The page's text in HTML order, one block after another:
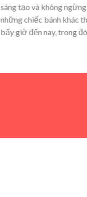
sáng tạo và không
những chiếc bánh khác
bấy giờ đến nay, trong